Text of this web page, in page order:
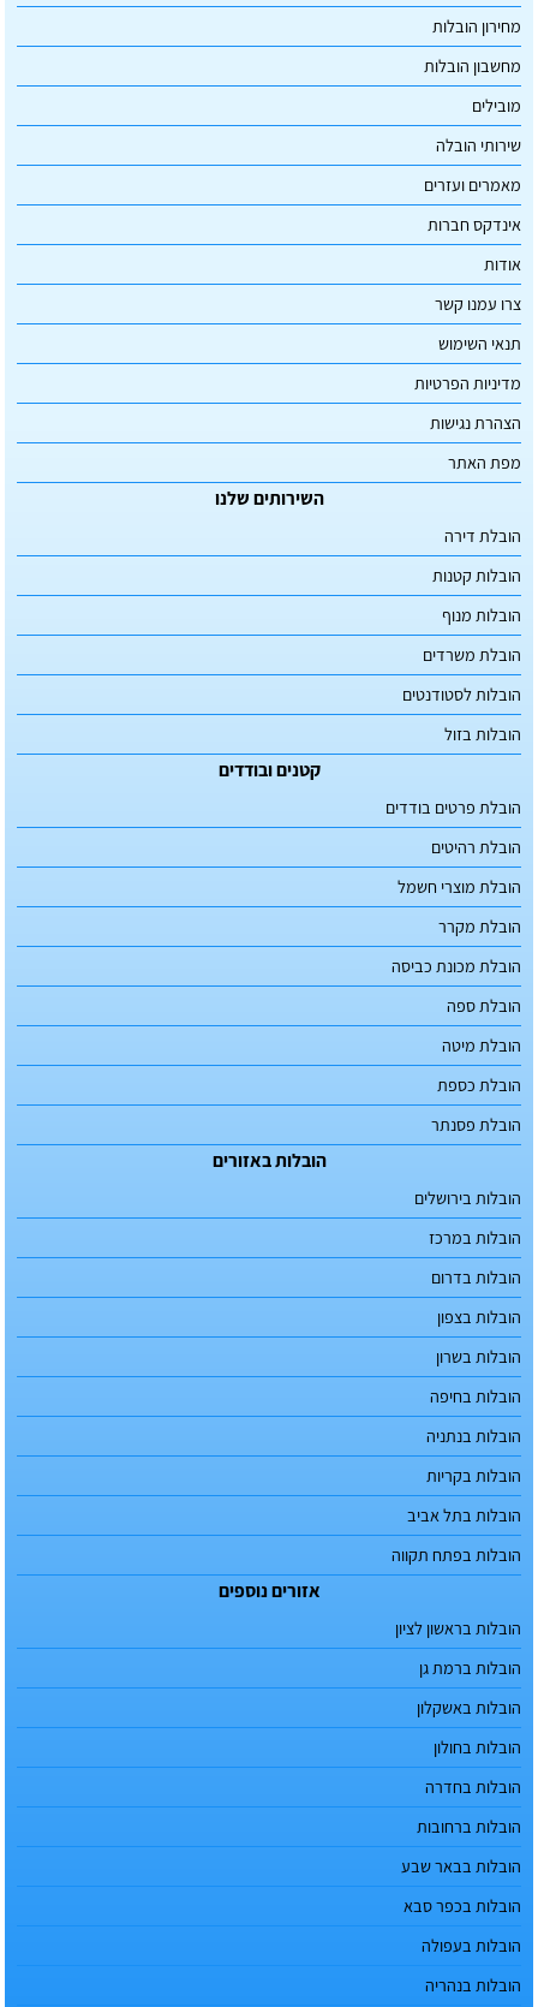
מחירון הובלות
מחשבון הובלות
מובילים
שירותי הובלה
מאמרים ועזרים
אינדקס חברות
אודות
צרו עמנו קשר
תנאי השימוש
מדיניות הפרטיות
הצהרת נגישות
מפת האתר
השירותים שלנו
הובלת דירה
הובלות קטנות
הובלות מנוף
הובלת משרדים
הובלות לסטודנטים
הובלות בזול
קטנים ובודדים
הובלת פרטים בודדים
הובלת רהיטים
הובלת מוצרי חשמל
הובלת מקרר
הובלת מכונת כביסה
הובלת ספה
הובלת מיטה
הובלת כספת
הובלת פסנתר
הובלות באזורים
הובלות בירושלים
הובלות במרכז
הובלות בדרום
הובלות בצפון
הובלות בשרון
הובלות בחיפה
הובלות בנתניה
הובלות בקריות
הובלות בתל אביב
הובלות בפתח תקווה
אזורים נוספים
הובלות בראשון לציון
הובלות ברמת גן
הובלות באשקלון
הובלות בחולון
הובלות בחדרה
הובלות ברחובות
הובלות בבאר שבע
הובלות בכפר סבא
הובלות בעפולה
הובלות בנהריה